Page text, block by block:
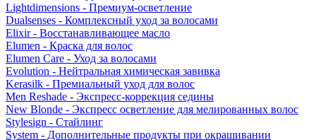
Lightdimensions - Премиум-осветление
Dualsenses - Комплексный уход за волосами
Elixir - Восстанавливающее масло
Elumen - Краска для волос
Elumen Care - Уход за волосами
Evolution - Нейтральная химическая завивка
Kerasilk - Премиальный уход для волос
Men Reshade - Экспресс-коррекция седины
New Blonde - Экспресс осветление для мелированных волос
Stylesign - Стайлинг
System - Дополнительные продукты при окрашивании